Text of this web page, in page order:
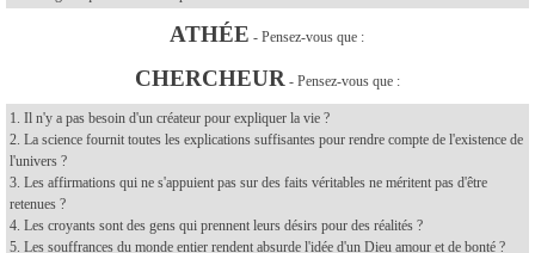
ATHÉE -Pensez-vous que :
CHERCHEUR- Pensez-vous que :
1. Il n'y a pas besoin d'un créateur pour expliquer la vie ?
2. La science fournit toutes les explications suffisantes pour rendre compte de l'existence de
l'univers ?
3. Les affirmations qui ne s'appuient pas sur des faits véritables ne méritent pas d'être
retenues ?
4. Les croyants sont des gens qui prennent leurs désirs pour des réalités ?
5. Les souffrances du monde entier rendent absurde l'idée d'un Dieu amour et de bonté ?